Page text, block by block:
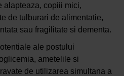
alapteaza, copiii mici,
de tulburari de alimentatie,
sau fragilitate si dementa.
ale postului
ametelile si
de utilizarea simultana a